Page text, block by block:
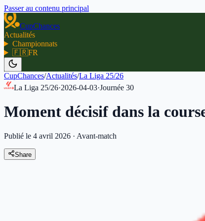
Passer au contenu principal
CupChances
Actualités
Championnats
🇫🇷FR
CupChances/Actualités/La Liga 25/26
La Liga 25/26·2026-04-03·Journée 30
Moment décisif dans la
Publié le 4 avril 2026 · Avant-match
Share